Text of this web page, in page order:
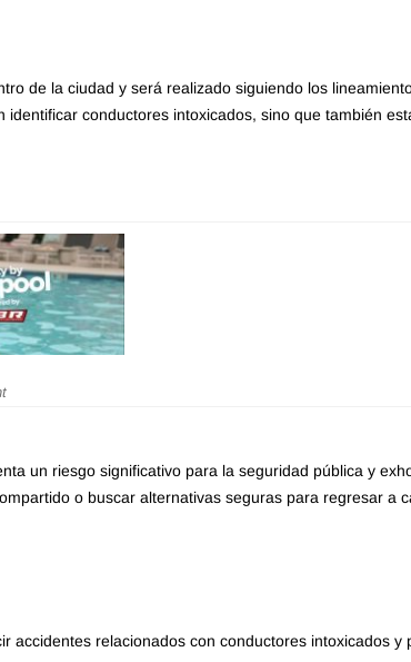
de la ciudad y será realizado siguiendo los
conductores intoxicados, sino que también
un riesgo significativo para la seguridad pública y
o buscar alternativas seguras para regresar a
relacionados con conductores intoxicados y